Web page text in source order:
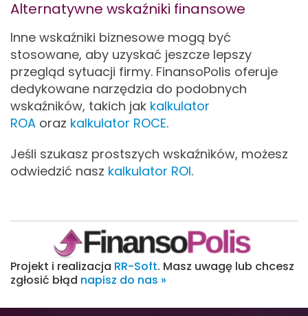
Alternatywne wskaźniki finansowe
Inne wskaźniki biznesowe mogą być
stosowane, aby uzyskać jeszcze lepszy
przegląd sytuacji firmy. FinansoPolis oferuje
dedykowane narzędzia do podobnych
wskaźników, takich jak kalkulator
ROA oraz kalkulator ROCE.
Jeśli szukasz prostszych wskaźników, możesz
odwiedzić nasz kalkulator ROI.
Projekt i realizacja RR-Soft. Masz uwagę lub chcesz
zgłosić błąd napisz do nas »